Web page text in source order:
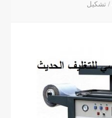
/ تشكيل